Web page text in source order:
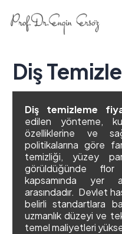
Diş
Diş temizleme
edilen yönteme,
özelliklerine ve
politikalarına göre
temizliği, yüzey
görüldüğünde
kapsamında yer
arasındadır. Devlet
belirli standartlara
uzmanlık düzeyi ve
temel maliyetleri